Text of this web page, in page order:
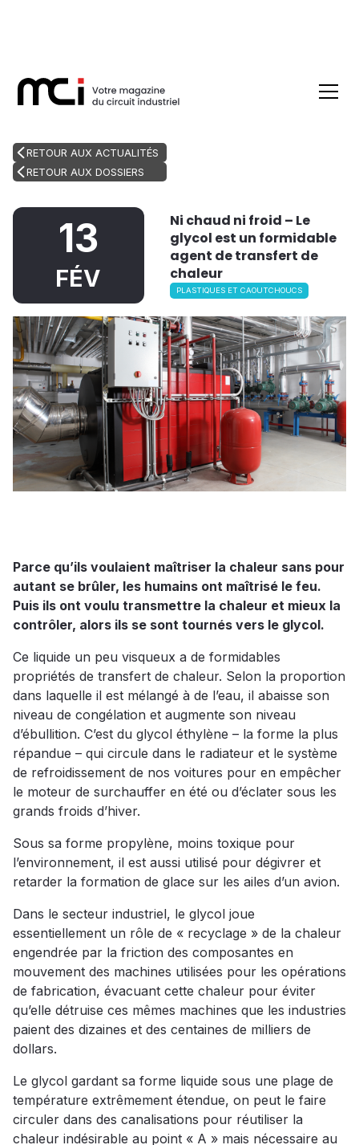
RETOUR AUX ACTUALITÉS
RETOUR AUX DOSSIERS
13
FÉV
Ni chaud ni froid – Le
glycol est un formidable
agent de transfert de
chaleur
PLASTIQUES ET CAOUTCHOUCS
Parce qu’ils voulaient maîtriser la chaleur sans pour
autant se brûler, les humains ont maîtrisé le feu.
Puis ils ont voulu transmettre la chaleur et mieux la
contrôler, alors ils se sont tournés vers le glycol.
Ce liquide un peu visqueux a de formidables
propriétés de transfert de chaleur. Selon la proportion
dans laquelle il est mélangé à de l’eau, il abaisse son
niveau de congélation et augmente son niveau
d’ébullition. C’est du glycol éthylène – la forme la plus
répandue – qui circule dans le radiateur et le système
de refroidissement de nos voitures pour en empêcher
le moteur de surchauffer en été ou d’éclater sous les
grands froids d’hiver.
Sous sa forme propylène, moins toxique pour
l’environnement, il est aussi utilisé pour dégivrer et
retarder la formation de glace sur les ailes d’un avion.
Dans le secteur industriel, le glycol joue
essentiellement un rôle de « recyclage » de la chaleur
engendrée par la friction des composantes en
mouvement des machines utilisées pour les opérations
de fabrication, évacuant cette chaleur pour éviter
qu’elle détruise ces mêmes machines que les industries
paient des dizaines et des centaines de milliers de
dollars.
Le glycol gardant sa forme liquide sous une plage de
température extrêmement étendue, on peut le faire
circuler dans des canalisations pour réutiliser la
chaleur indésirable au point « A » mais nécessaire au